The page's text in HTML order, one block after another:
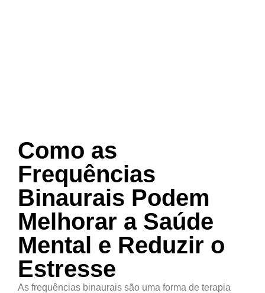
Como as
Frequências
Binaurais Podem
Melhorar a Saúde
Mental e Reduzir o
Estresse
As frequências binaurais são uma forma de terapia